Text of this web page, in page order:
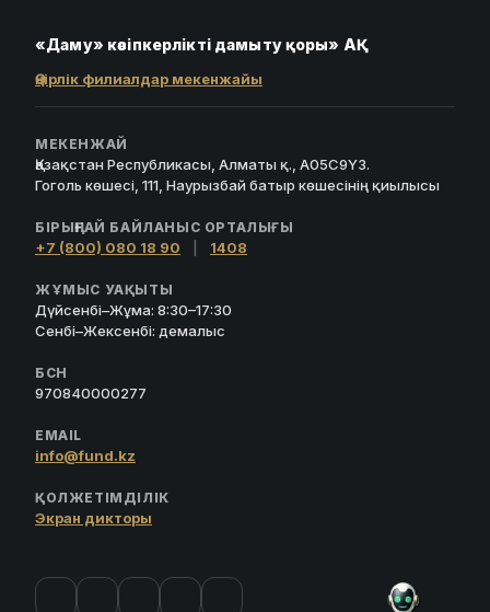
«Даму» кәсіпкерлікті дамыту қоры» АҚ
Өңірлік филиалдар мекенжайы
МЕКЕНЖАЙ
Қазақстан Республикасы, Алматы қ., A05C9Y3.
Гоголь көшесі, 111, Наурызбай батыр көшесінің қиылысы
БІРЫҢҒАЙ БАЙЛАНЫС ОРТАЛЫҒЫ
+7 (800) 080 18 90 1408
ЖҰМЫС УАҚЫТЫ
Дүйсенбі–Жұма: 8:30–17:30
Сенбі–Жексенбі: демалыс
БСН
970840000277
EMAIL
info@fund.kz
ҚОЛЖЕТІМДІЛІК
Экран дикторы